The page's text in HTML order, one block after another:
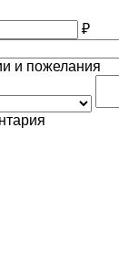
₽
и пожелания